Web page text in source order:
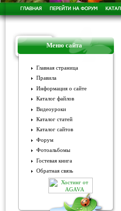
Меню сайта
Главная страница
Правила
Информация о сайте
Каталог файлов
Видеоуроки
Каталог статей
Каталог сайтов
Форум
Фотоальбомы
Гостевая книга
Обратная связь